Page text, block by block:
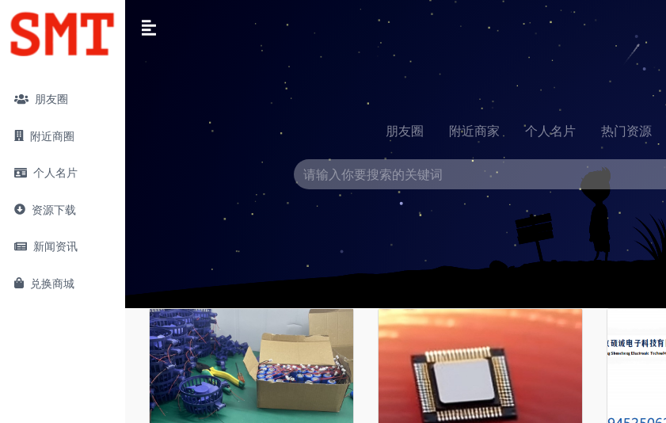
朋友圈
附近商圈
个人名片
资源下载
新闻资讯
兑换商城
朋友圈 附近商家 个人名片 热门资源